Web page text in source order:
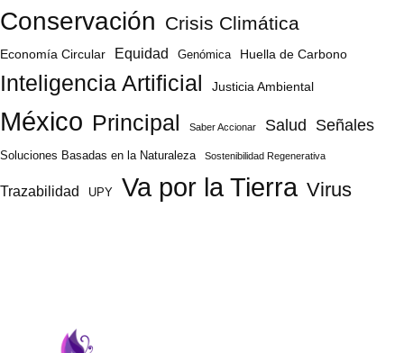
Conservación Crisis Climática
Economía Circular Equidad Genómica Huella de Carbono
Inteligencia Artificial Justicia Ambiental
México Principal Saber Accionar Salud Señales
Soluciones Basadas en la Naturaleza Sostenibilidad Regenerativa
Trazabilidad UPY Va por la Tierra Virus